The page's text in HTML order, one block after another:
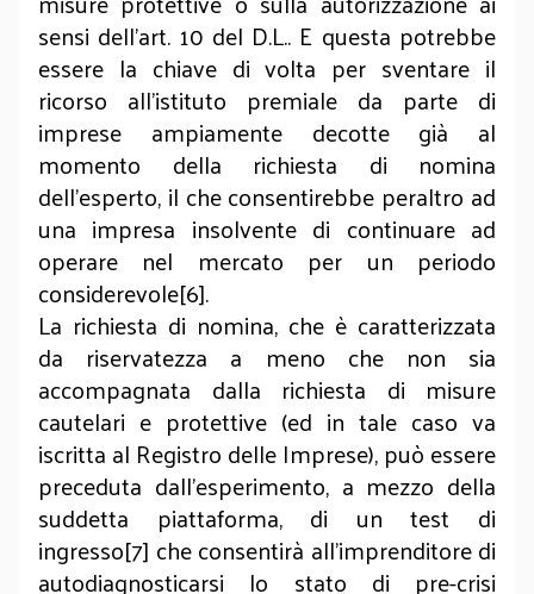
sensi dell’art. 10 del D.L.. E questa potrebbe
essere la chiave di volta per sventare il
ricorso all’istituto premiale da parte di
imprese ampiamente decotte già al
momento della richiesta di nomina
dell’esperto, il che consentirebbe peraltro ad
una impresa insolvente di continuare ad
operare nel mercato per un periodo
considerevole[6].
La richiesta di nomina, che è caratterizzata
da riservatezza a meno che non sia
accompagnata dalla richiesta di misure
cautelari e protettive (ed in tale caso va
iscritta al Registro delle Imprese), può essere
preceduta dall’esperimento, a mezzo della
suddetta piattaforma, di un test di
ingresso[7] che consentirà all’imprenditore di
autodiagnosticarsi lo stato di pre-crisi